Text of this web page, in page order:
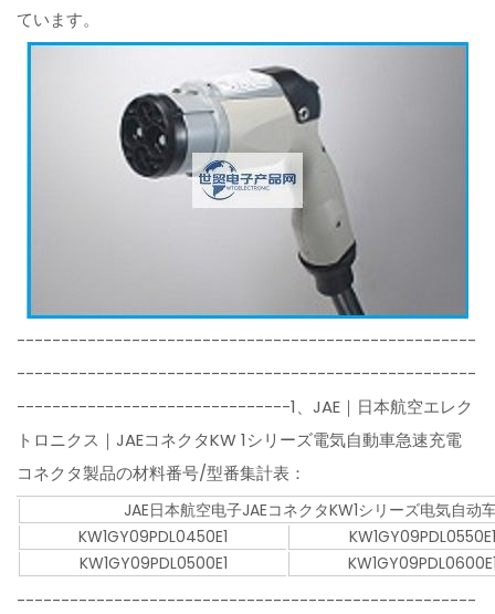
ています。
----------------------------------------------------
----------------------------------------------------
-------------------------------1、JAE｜日本航空エレク
トロニクス｜JAEコネクタKW 1シリーズ電気自動車急速充電
コネクタ製品の材料番号/型番集計表：
JAE日本航空电子JAEコネクタKW1シリーズ电気自
KW1GY09PDL0450E1
KW1GY09PDL0500E1
----------------------------------------------------